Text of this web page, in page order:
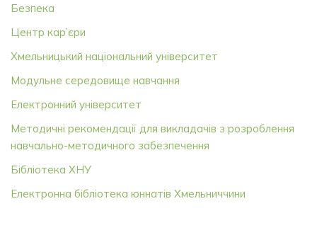
Безпека
Центр кар’єри
Хмельницький національний університет
Модульне середовище навчання
Електронний університет
Методичні рекомендації для викладачів з розроблення
навчально-методичного забезпечення
Бібліотека ХНУ
Електронна бібліотека юннатів Хмельниччини